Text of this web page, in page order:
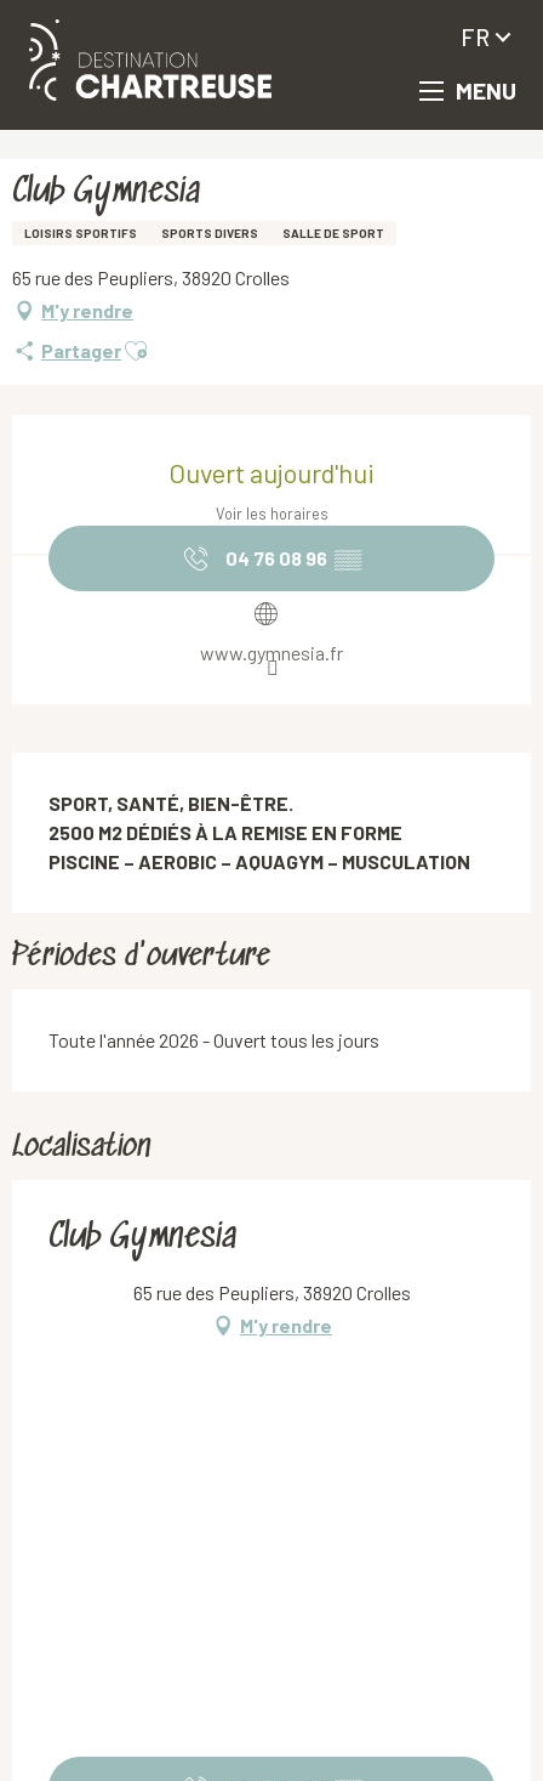
Aller
principal
MENU
FR
Club Gymnesia
LOISIRS SPORTIFS SPORTS DIVERS SALLE DE SPORT
65 rue des Peupliers, 38920 Crolles
M'y rendre
PartagerAjouter aux favoris
Ouvert aujourd'hui
Voir les horaires
04 76 08 96 ▒▒
www.gymnesia.fr
SPORT, SANTÉ, BIEN-ÊTRE.
2500 M2 DÉDIÉS À LA REMISE EN FORME
PISCINE – AEROBIC – AQUAGYM – MUSCULATION
Périodes d'ouverture
Toute l'année 2026 - Ouvert tous les jours
Localisation
Club Gymnesia
65 rue des Peupliers, 38920 Crolles
M'y rendre